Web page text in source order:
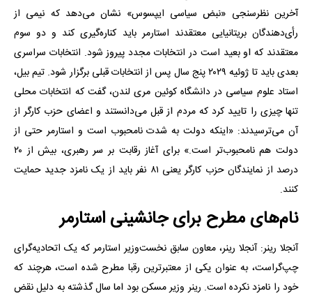
آخرین نظرسنجی «نبض سیاسی ایپسوس» نشان می‌دهد که نیمی از
رأی‌دهندگان بریتانیایی معتقدند استارمر باید کناره‌گیری کند و دو سوم
معتقدند که او بعید است در انتخابات مجدد پیروز شود. انتخابات سراسری
بعدی باید تا ژوئیه ۲۰۲۹ پنج سال پس از انتخابات قبلی برگزار شود. تیم بیل،
استاد علوم سیاسی در دانشگاه کوئین مری لندن، گفت که انتخابات محلی
تنها چیزی را تایید کرد که مردم از قبل می‌دانستند و اعضای حزب کارگر از
آن می‌ترسیدند: «اینکه دولت به شدت نامحبوب است و استارمر حتی از
دولت هم نامحبوب‌تر است.» برای آغاز رقابت بر سر رهبری، بیش از ۲۰
درصد از نمایندگان حزب کارگر یعنی ۸۱ نفر باید از یک نامزد جدید حمایت
کنند.
نام‌های مطرح برای جانشینی استارمر
آنجلا رینر: آنجلا رینر، معاون سابق نخست‌وزیر استارمر که یک اتحادیه‌گرای
چپ‌گراست، به عنوان یکی از معتبرترین رقبا مطرح شده است، هرچند که
خود را نامزد نکرده است. رینر وزیر مسکن بود اما سال گذشته به دلیل نقض